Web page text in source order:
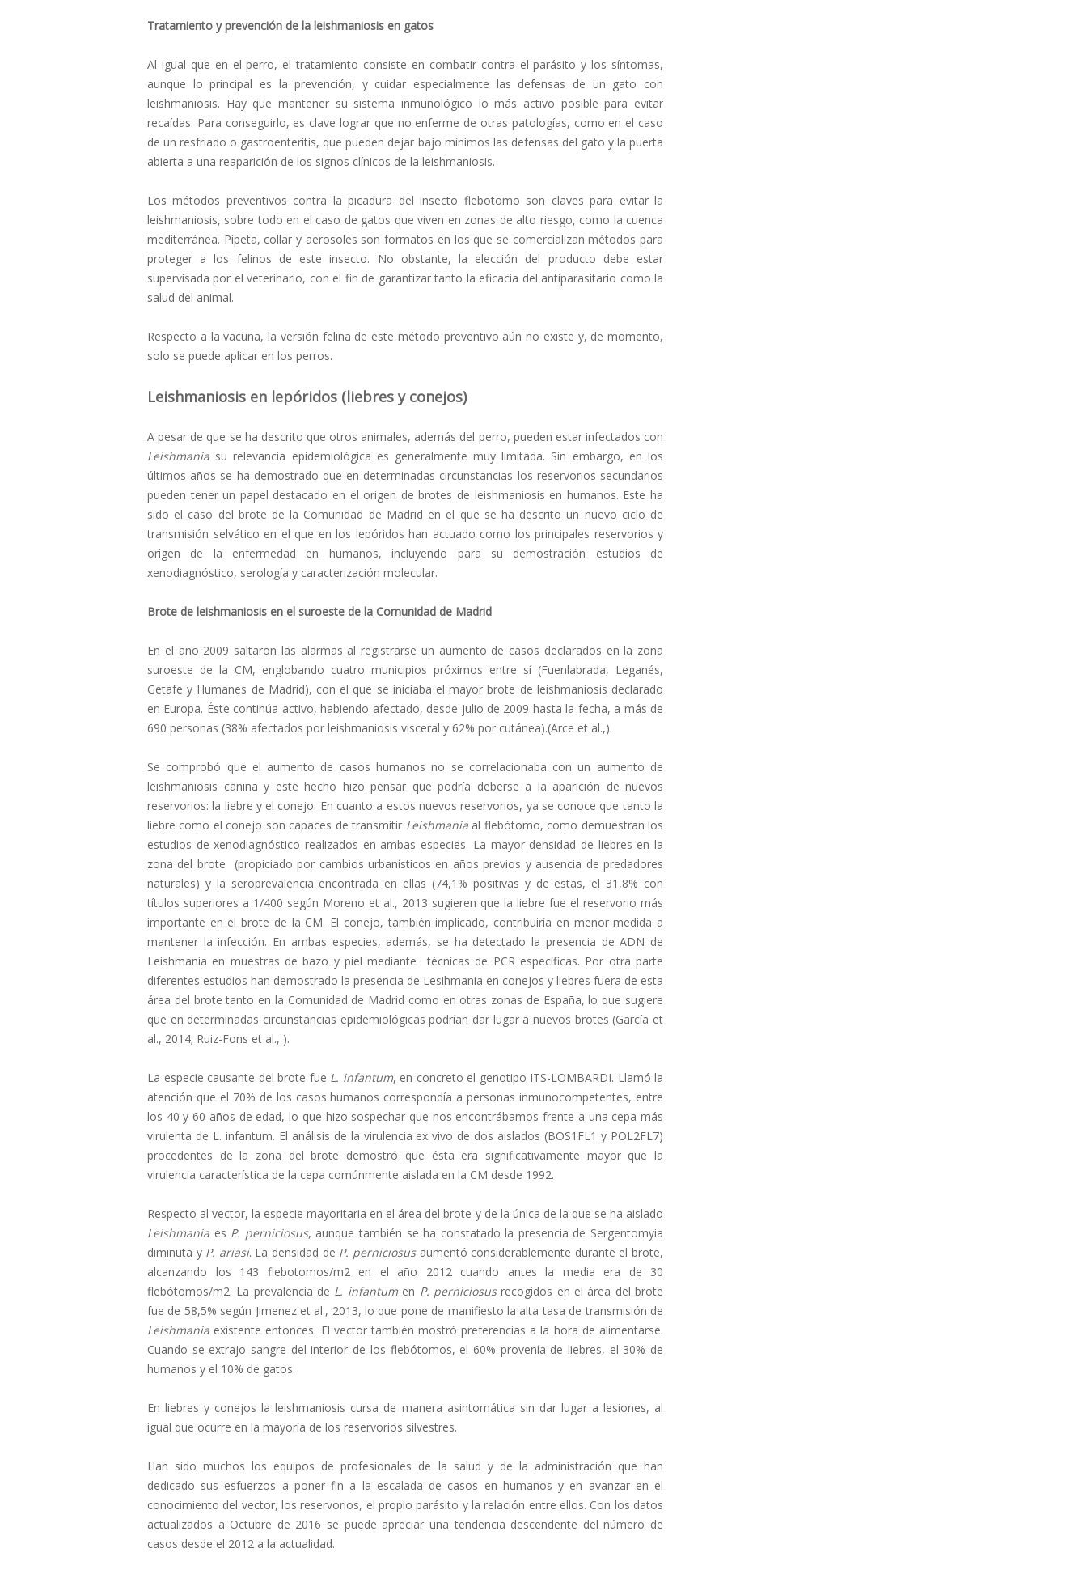
Tratamiento y prevención de la leishmaniosis en gatos
Al igual que en el perro, el tratamiento consiste en combatir contra el parásito y los síntomas,
aunque lo principal es la prevención, y cuidar especialmente las defensas de un gato con
leishmaniosis. Hay que mantener su sistema inmunológico lo más activo posible para evitar
recaídas. Para conseguirlo, es clave lograr que no enferme de otras patologías, como en el caso
de un resfriado o gastroenteritis, que pueden dejar bajo mínimos las defensas del gato y la puerta
abierta a una reaparición de los signos clínicos de la leishmaniosis.
Los métodos preventivos contra la picadura del insecto flebotomo son claves para evitar la
leishmaniosis, sobre todo en el caso de gatos que viven en zonas de alto riesgo, como la cuenca
mediterránea. Pipeta, collar y aerosoles son formatos en los que se comercializan métodos para
proteger a los felinos de este insecto. No obstante, la elección del producto debe estar
supervisada por el veterinario, con el fin de garantizar tanto la eficacia del antiparasitario como la
salud del animal.
Respecto a la vacuna, la versión felina de este método preventivo aún no existe y, de momento,
solo se puede aplicar en los perros.
Leishmaniosis en lepóridos (liebres y conejos)
A pesar de que se ha descrito que otros animales, además del perro, pueden estar infectados con
Leishmania su relevancia epidemiológica es generalmente muy limitada. Sin embargo, en los
últimos años se ha demostrado que en determinadas circunstancias los reservorios secundarios
pueden tener un papel destacado en el origen de brotes de leishmaniosis en humanos. Este ha
sido el caso del brote de la Comunidad de Madrid en el que se ha descrito un nuevo ciclo de
transmisión selvático en el que en los lepóridos han actuado como los principales reservorios y
origen de la enfermedad en humanos, incluyendo para su demostración estudios de
xenodiagnóstico, serología y caracterización molecular.
Brote de leishmaniosis en el suroeste de la Comunidad de Madrid
En el año 2009 saltaron las alarmas al registrarse un aumento de casos declarados en la zona
suroeste de la CM, englobando cuatro municipios próximos entre sí (Fuenlabrada, Leganés,
Getafe y Humanes de Madrid), con el que se iniciaba el mayor brote de leishmaniosis declarado
en Europa. Éste continúa activo, habiendo afectado, desde julio de 2009 hasta la fecha, a más de
690 personas (38% afectados por leishmaniosis visceral y 62% por cutánea).(Arce et al.,).
Se comprobó que el aumento de casos humanos no se correlacionaba con un aumento de
leishmaniosis canina y este hecho hizo pensar que podría deberse a la aparición de nuevos
reservorios: la liebre y el conejo. En cuanto a estos nuevos reservorios, ya se conoce que tanto la
liebre como el conejo son capaces de transmitir Leishmaniaal flebótomo, como demuestran los
estudios de xenodiagnóstico realizados en ambas especies. La mayor densidad de liebres en la
zona del brote (propiciado por cambios urbanísticos en años previos y ausencia de predadores
naturales) y la seroprevalencia encontrada en ellas (74,1% positivas y de estas, el 31,8% con
títulos superiores a 1/400 según Moreno et al., 2013 sugieren que la liebre fue el reservorio más
importante en el brote de la CM. El conejo, también implicado, contribuiría en menor medida a
mantener la infección. En ambas especies, además, se ha detectado la presencia de ADN de
Leishmania en muestras de bazo y piel mediante técnicas de PCR específicas. Por otra parte
diferentes estudios han demostrado la presencia de Lesihmania en conejos y liebres fuera de esta
área del brote tanto en la Comunidad de Madrid como en otras zonas de España, lo que sugiere
que en determinadas circunstancias epidemiológicas podrían dar lugar a nuevos brotes (García et
al., 2014; Ruiz-Fons et al., ).
La especie causante del brote fue L. infantum, en concreto el genotipo ITS-LOMBARDI. Llamó la
atención que el 70% de los casos humanos correspondía a personas inmunocompetentes, entre
los 40 y 60 años de edad, lo que hizo sospechar que nos encontrábamos frente a una cepa más
virulenta de L. infantum. El análisis de la virulencia ex vivo de dos aislados (BOS1FL1 y POL2FL7)
procedentes de la zona del brote demostró que ésta era significativamente mayor que la
virulencia característica de la cepa comúnmente aislada en la CM desde 1992.
Respecto al vector, la especie mayoritaria en el área del brote y de la única de la que se ha aislado
Leishmania es P. perniciosus, aunque también se ha constatado la presencia de Sergentomyia
diminuta y P. ariasi. La densidad de P. perniciosusaumentó considerablemente durante el brote,
alcanzando los 143 flebotomos/m2 en el año 2012 cuando antes la media era de 30
flebótomos/m2. La prevalencia de L. infantumen P. perniciosusrecogidos en el área del brote
fue de 58,5% según Jimenez et al., 2013, lo que pone de manifiesto la alta tasa de transmisión de
Leishmania existente entonces. El vector también mostró preferencias a la hora de alimentarse.
Cuando se extrajo sangre del interior de los flebótomos, el 60% provenía de liebres, el 30% de
humanos y el 10% de gatos.
En liebres y conejos la leishmaniosis cursa de manera asintomática sin dar lugar a lesiones, al
igual que ocurre en la mayoría de los reservorios silvestres.
Han sido muchos los equipos de profesionales de la salud y de la administración que han
dedicado sus esfuerzos a poner fin a la escalada de casos en humanos y en avanzar en el
conocimiento del vector, los reservorios, el propio parásito y la relación entre ellos. Con los datos
actualizados a Octubre de 2016 se puede apreciar una tendencia descendente del número de
casos desde el 2012 a la actualidad.